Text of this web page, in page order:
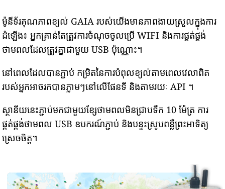
ម៉ូនីទ័រគុណភាពខ្យល់ GAIA របស់យើងមានភាពងាយស្រួលក្នុងការ
ដំឡើង៖ អ្នកគ្រាន់តែត្រូវការចំណុចចូលប្រើ WIFI និងការផ្គត់ផ្គង់
ថាមពលដែលត្រូវគ្នាជាមួយ USB ប៉ុណ្ណោះ។
នៅពេលដែលបានភ្ជាប់ កម្រិតនៃការបំពុលខ្យល់តាមពេលវេលាពិត
របស់អ្នកអាចរកបានភ្លាមៗនៅលើផែនទី និងតាមរយៈ API ។
ស្ថានីយនេះភ្ជាប់មកជាមួយខ្សែថាមពលមិនជ្រាបទឹក 10 ម៉ែត្រ ការ
ផ្គត់ផ្គង់ថាមពល USB ឧបករណ៍ភ្ជាប់ និងបន្ទះស្រូបពន្លឺព្រះអាទិត្យ
ស្រេចចិត្ត។